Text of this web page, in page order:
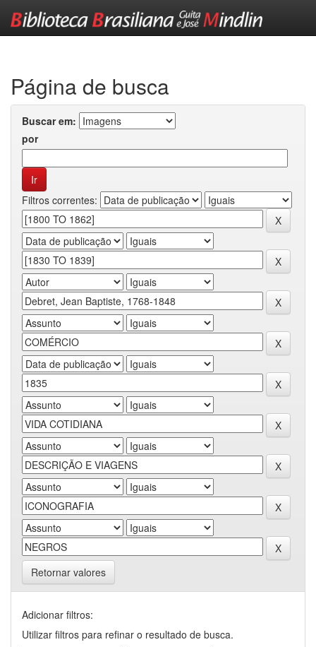
Página de busca
Buscar em:
por
Filtros correntes:
Retornar valores
Adicionar filtros:
Utilizar filtros para refinar o resultado de busca.